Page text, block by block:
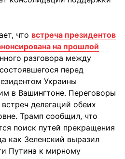
что встреча президентов
на прошлой
разговора между
перед
Украины
в Вашингтоне. Переговоры
делегаций обеих
Трамп сообщил, что
поиск путей прекращения
как Зеленский выразил
Путина к мирному